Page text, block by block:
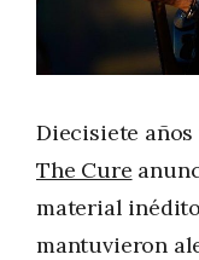
Diecisiete
The Cure
material
mantuvieron